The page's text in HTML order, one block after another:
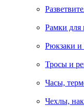
Рамки для
Рюкзаки и
Тросы и
Часы,
Чехлы,